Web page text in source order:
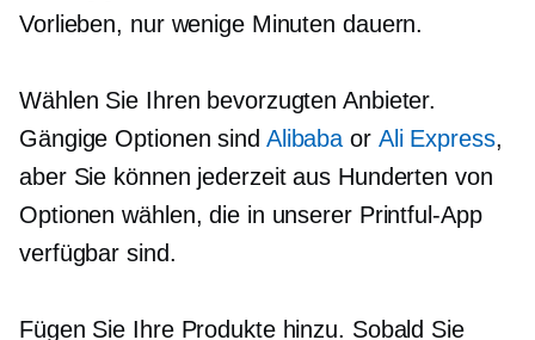
Vorlieben, nur wenige Minuten dauern.
Wählen Sie Ihren bevorzugten Anbieter.
Gängige Optionen sind Alibaba or Ali Express,
aber Sie können jederzeit aus Hunderten von
Optionen wählen, die in unserer Printful-App
verfügbar sind.
Fügen Sie Ihre Produkte hinzu. Sobald Sie